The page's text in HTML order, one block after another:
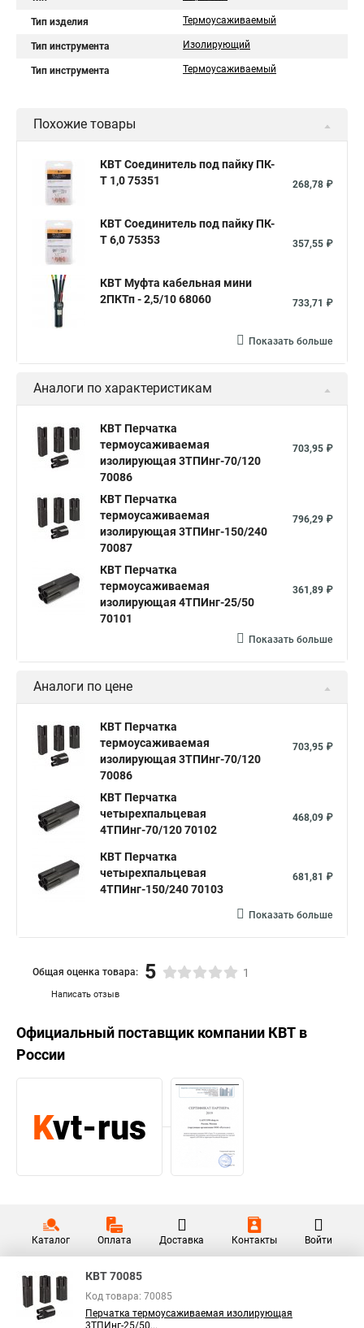
Тип изделия Термоусаживаемый
Тип инструмента Изолирующий
Тип инструмента Термоусаживаемый
Похожие товары
КВТ Соединитель под пайку ПК-
Т 1,0 75351
268,78 ₽
КВТ Соединитель под пайку ПК-
Т 6,0 75353
357,55 ₽
КВТ Муфта кабельная мини
2ПКТп - 2,5/10 68060
733,71 ₽
Показать больше
Аналоги по характеристикам
КВТ Перчатка
термоусаживаемая
изолирующая 3ТПИнг-70/120
70086
703,95 ₽
КВТ Перчатка
термоусаживаемая
изолирующая 3ТПИнг-150/240
70087
796,29 ₽
КВТ Перчатка
термоусаживаемая
изолирующая 4ТПИнг-25/50
70101
361,89 ₽
Показать больше
Аналоги по цене
КВТ Перчатка
термоусаживаемая
изолирующая 3ТПИнг-70/120
70086
703,95 ₽
КВТ Перчатка
четырехпальцевая
4ТПИнг-70/120 70102
468,09 ₽
КВТ Перчатка
четырехпальцевая
4ТПИнг-150/240 70103
681,81 ₽
Показать больше
Написать отзыв
Общая оценка товара: 5 1
Официальный поставщик компании КВТ в
России
Каталог Оплата Доставка Контакты Войти
КВТ 70085
Код товара: 70085
Перчатка термоусаживаемая изолирующая
3ТПИнг-25/50...